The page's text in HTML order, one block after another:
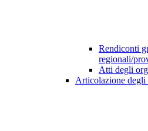
Rendiconti
regionali/
Atti degli
Articolazione